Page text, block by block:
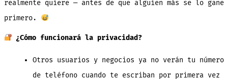
realmente quiere — antes de que alguien más se lo gane
primero.
¿Cómo funcionará la privacidad?
Otros usuarios y negocios ya no verán tu número
de teléfono cuando te escriban por primera vez